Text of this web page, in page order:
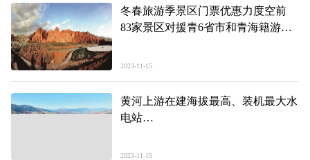
冬春旅游季景区门票优惠力度空前
83家景区对援青6省市和青海籍游客
2023-11-15
黄河上游在建海拔最高、装机最大水
电站
进入2024年3月首台机组投产发电前
2023-11-15